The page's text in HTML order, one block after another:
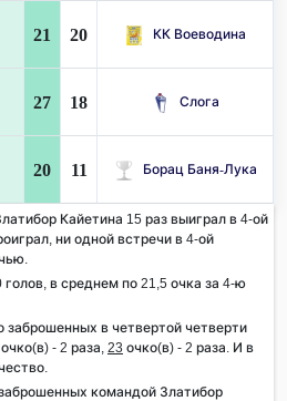
21 20 КК Воеводина
27 18 Слога
20 11 Борац Баня-Лука
Кайетина 15 раз выиграл в 4-ой
ни одной встречи в 4-ой
в среднем по 21,5 очка за 4-ю
заброшенных в четвертой четверти
очко(в) - 2 раза, 23 очко(в) - 2 раза. И в
командой Златибор